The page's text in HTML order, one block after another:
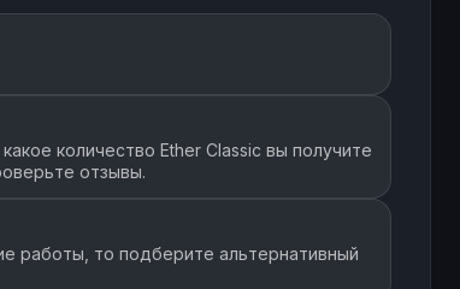
количество Ether Classic вы получите
отзывы.
работы, то подберите альтернативный